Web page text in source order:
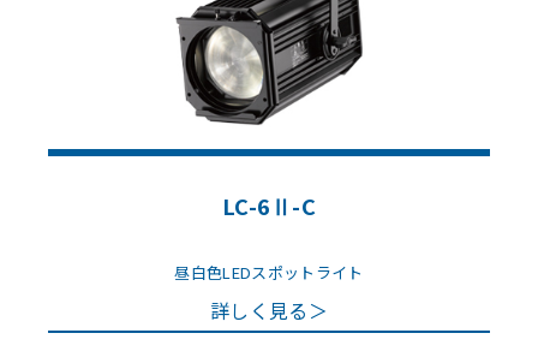
LC-6Ⅱ-C
昼白色LEDスポットライト
詳しく見る＞